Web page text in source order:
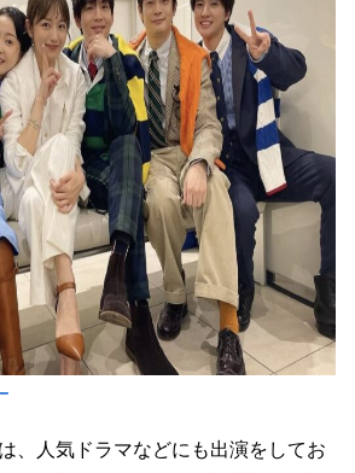
、人気ドラマなどにも出演をしてお